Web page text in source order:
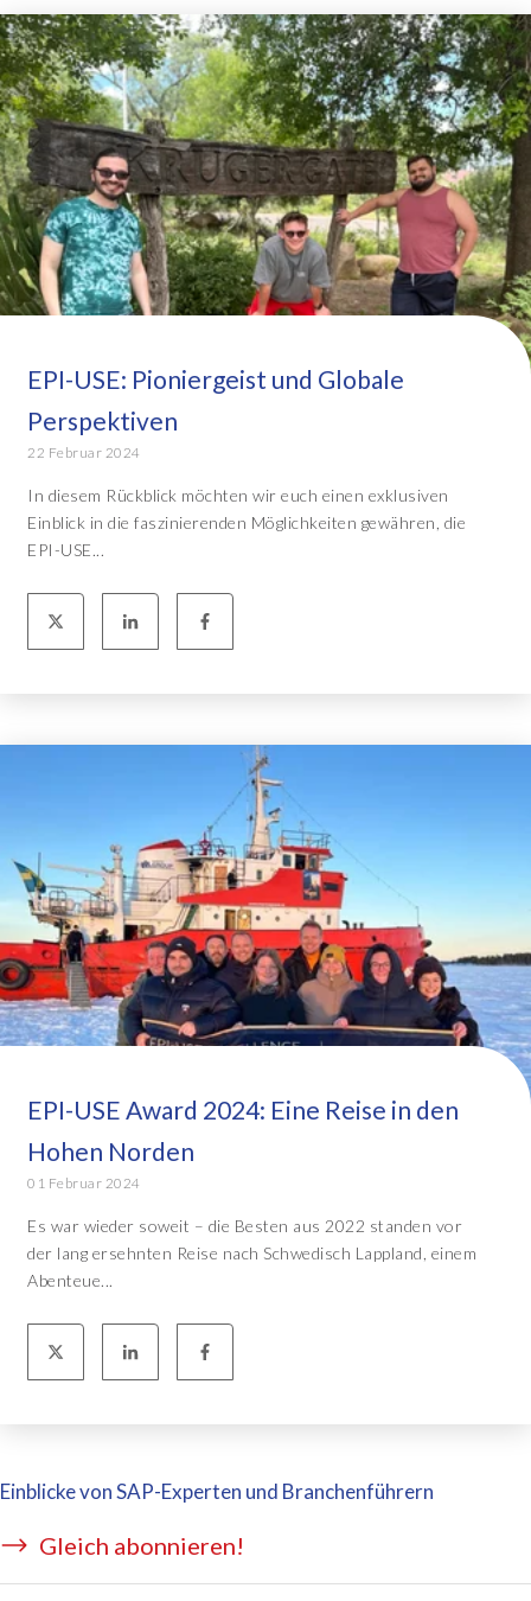
EPI-USE: Pioniergeist und Globale
Perspektiven
22 Februar 2024
In diesem Rückblick möchten wir euch einen exklusiven
Einblick in die faszinierenden Möglichkeiten gewähren, die
EPI-USE...
EPI-USE Award 2024: Eine Reise in den
Hohen Norden
01 Februar 2024
Es war wieder soweit – die Besten aus 2022 standen vor
der lang ersehnten Reise nach Schwedisch Lappland, einem
Abenteue...
Einblicke von SAP-Experten und Branchenführern
Gleich abonnieren!